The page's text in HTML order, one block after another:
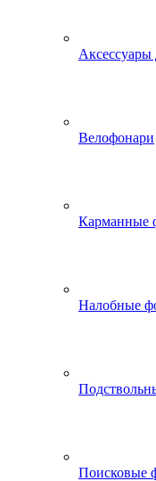
Аксессуары
Велофонари
Карманные
Налобные
Поисковые